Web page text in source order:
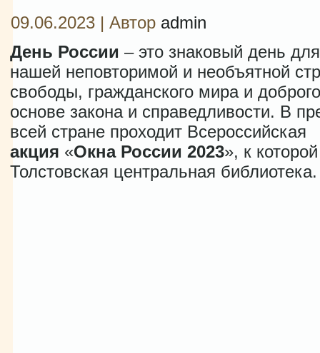
09.06.2023 | Автор admin
День России – это знаковый день
нашей неповторимой и необъятной
свободы, гражданского мира и
основе закона и справедливости. В
всей стране проходит Всероссийская
акция «Окна России 2023», к
Толстовская центральная библиотека.